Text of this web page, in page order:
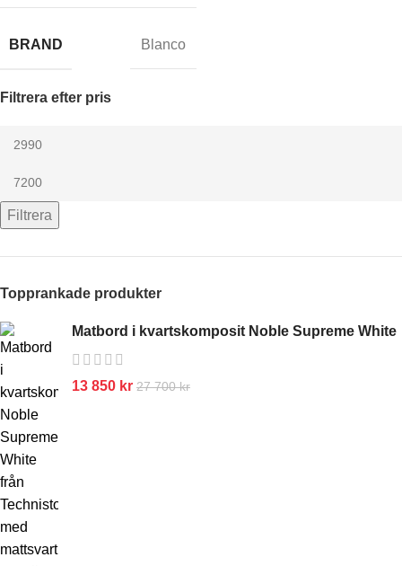
Filtrera efter pris
Filtrera
Topprankade produkter
Matbord i kvartskomposit Noble Supreme White
13 850 kr 27 700kr
BRAND Blanco